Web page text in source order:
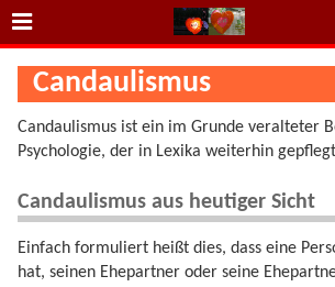
Candaulismus
Candaulismus ist ein im Grunde veralteter
Psychologie, der in Lexika weiterhin
Candaulismus aus heutiger Sicht
Einfach formuliert heißt dies, dass eine
hat, seinen Ehepartner oder seine